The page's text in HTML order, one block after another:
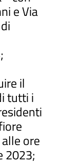
e Via
il
tutti i
ore
2023;